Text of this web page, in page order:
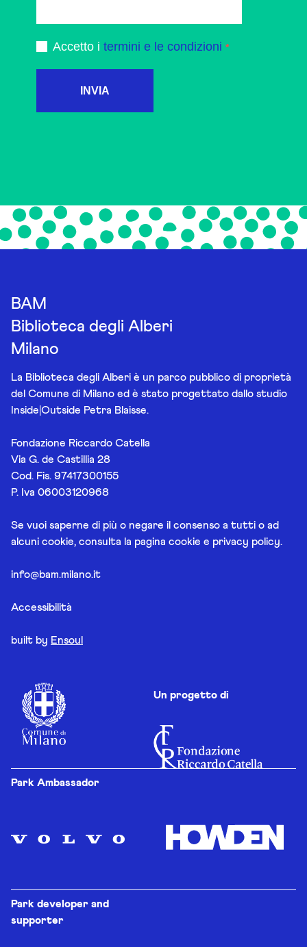
Accetto i termini e le condizioni
INVIA
BAM
Biblioteca degli Alberi
Milano
La Biblioteca degli Alberi è un parco pubblico di proprietà
del Comune di Milano ed è stato progettato dallo studio
Inside|Outside Petra Blaisse.
Fondazione Riccardo Catella
Via G. de Castillia 28
Cod. Fis. 97417300155
P. Iva 06003120968
Se vuoi saperne di più o negare il consenso a tutti o ad
alcuni cookie, consulta la pagina cookie e privacy policy.
info@bam.milano.it
Accessibilità
built by Ensoul
Un progetto di
Park Ambassador
Park developer and
supporter